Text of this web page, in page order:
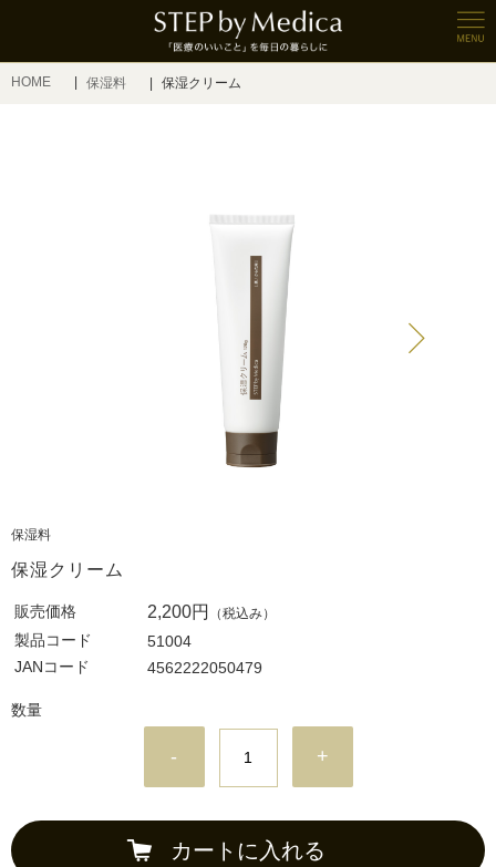
HOME 保湿料 保湿クリーム
保湿料
保湿クリーム
販売価格 2,200円 （税込み）
製品コード
51004
JANコード
4562222050479
数量
- +
カートに入れる